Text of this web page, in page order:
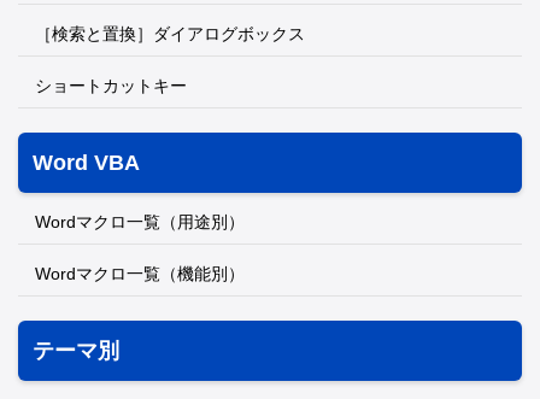
［検索と置換］ダイアログボックス
ショートカットキー
Word VBA
Wordマクロ一覧（用途別）
Wordマクロ一覧（機能別）
テーマ別